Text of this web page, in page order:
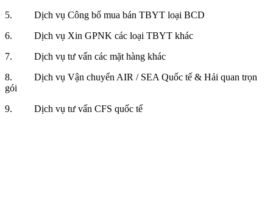
5. Dịch vụ Công bố mua bán TBYT loại BCD
6. Dịch vụ Xin GPNK các loại TBYT khác
7. Dịch vụ tư vấn các mặt hàng khác
8. Dịch vụ Vận chuyển AIR / SEA Quốc tế & Hải quan trọn
gói
9. Dịch vụ tư vấn CFS quốc tế